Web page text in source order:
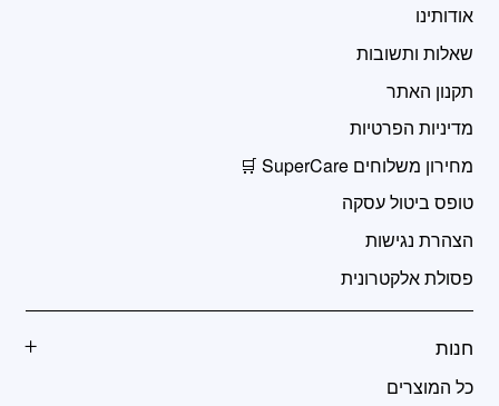
אודותינו
שאלות ותשובות
תקנון האתר
מדיניות הפרטיות
מחירון משלוחים SuperCare 🛒
טופס ביטול עסקה
הצהרת נגישות
פסולת אלקטרונית
חנות
כל המוצרים